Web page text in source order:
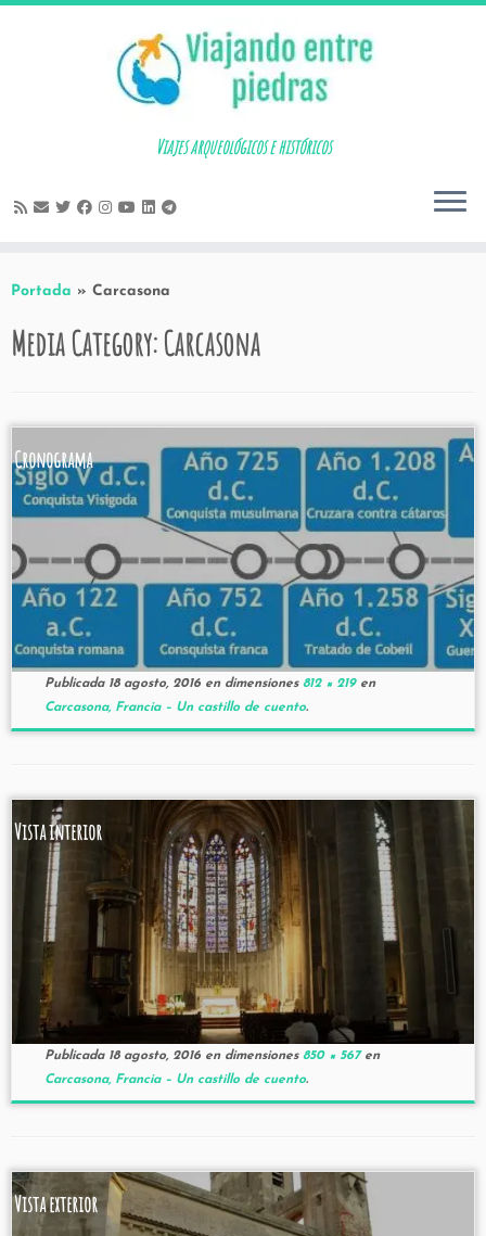
Skip
Viajes arqueológicos e históricos
Portada » Carcasona
Media Category:Carcasona
Cronograma
Publicada 18 agosto, 2016en dimensiones812 × 219en
Carcasona, Francia – Un castillo de cuento.
Vista interior
Publicada 18 agosto, 2016en dimensiones850 × 567en
Carcasona, Francia – Un castillo de cuento.
Vista exterior